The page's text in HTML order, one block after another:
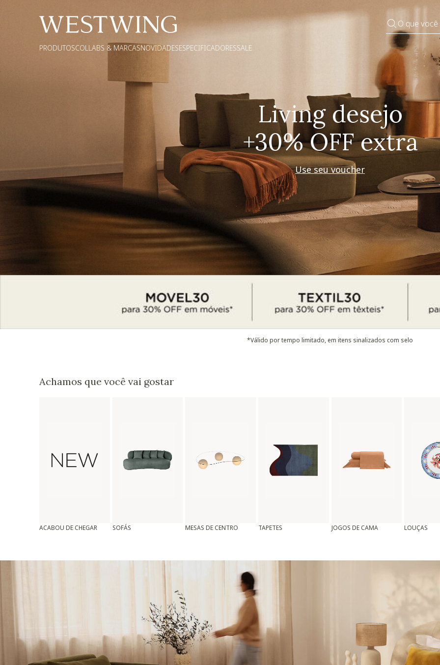
O que
PRODUTOSCOLLABS & MARCASNOVIDADESESPECIFICADORESSALE
Pequenos rituais
Grandes mudanças
Decorar
*Válido por tempo limitado, em itens sinalizados com selo
Achamos que você vai gostar
ACABOU DE CHEGAR SOFÁS MESAS DE CENTRO TAPETES JOGOS DE CAMA LOUÇAS